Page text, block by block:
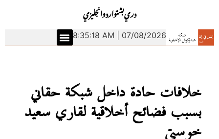
انجليزياردوبشتودري
8:35:19 AM | 07/08/2026
خلافات حادة داخل شبكة حقاني
بسبب فضائح أخلاقية لقاري سعيد
خوستي